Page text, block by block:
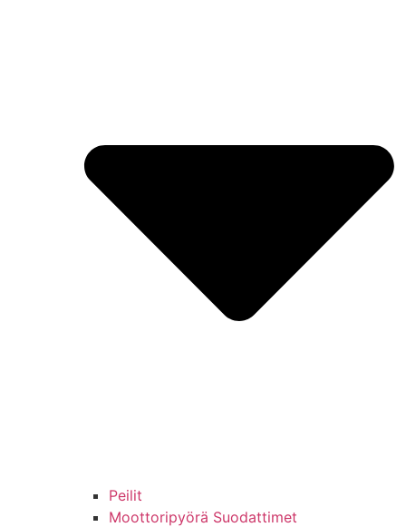
Peilit
Moottoripyörä Suodattimet